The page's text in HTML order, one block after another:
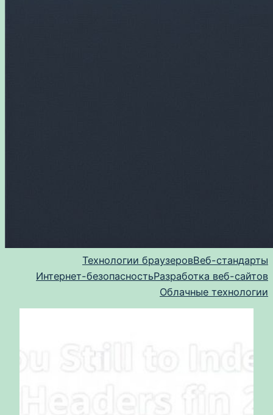
Технологии браузеровВеб-стандарты
Интернет-безопасностьРазработка веб-сайтов
Облачные технологии